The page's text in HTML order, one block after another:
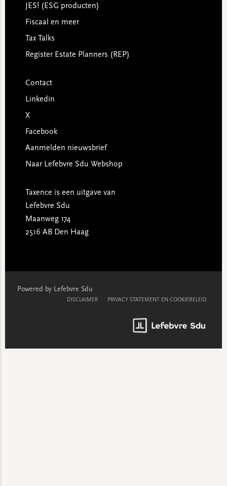
JES! (ESG producten)
Fiscaal en meer
Tax Talks
Register Estate Planners (REP)
Contact
Linkedin
X
Facebook
Aanmelden nieuwsbrief
Naar Lefebvre Sdu Webshop
Taxence is een uitgave van
Lefebvre Sdu
Maanweg 174
2516 AB Den Haag
Powered by Lefebvre Sdu
DISCLAIMER PRIVACY STATEMENT EN COOKIEBELEID